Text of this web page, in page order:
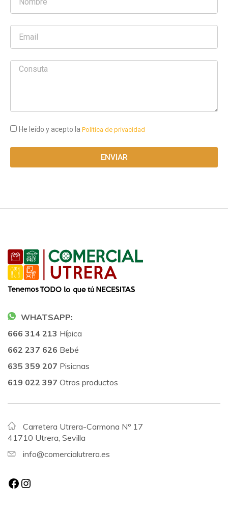
He leído y acepto la Política de privacidad
ENVIAR
WHATSAPP:
666 314 213 Hípica
662 237 626 Bebé
635 359 207 Pisicnas
619 022 397 Otros productos
Carretera Utrera-Carmona Nº 17
41710 Utrera, Sevilla
info@comercialutrera.es